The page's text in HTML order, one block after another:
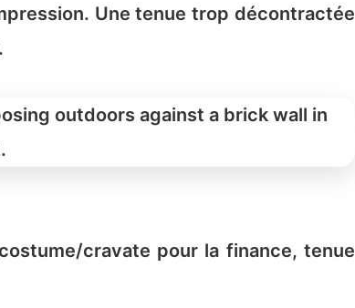
Une tenue trop décontractée
cravate pour la finance, tenue